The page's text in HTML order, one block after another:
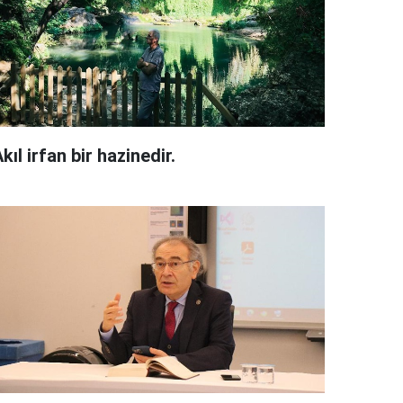
irfan bir hazinedir.